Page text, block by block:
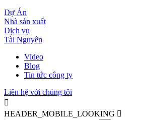
Dự Án
Nhà sản xuất
Dịch vụ
Tài Nguyên
Video
Blog
Tin tức công ty
Liên hệ với chúng tôi

HEADER_MOBILE_LOOKING 